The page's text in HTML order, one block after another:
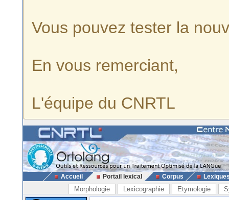
Vous pouvez tester la
En vous remerciant,
L'équipe du CNRTL
Accueil Portail lexical Corpus
Morphologie Lexicographie Etymologie